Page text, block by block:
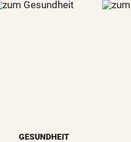
GESUNDHEIT